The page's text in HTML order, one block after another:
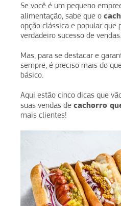
Se você é um pequeno
alimentação, sabe que o
opção clássica e popular que
verdadeiro sucesso de vendas.
Mas, para se destacar e
sempre, é preciso mais do
básico.
Aqui estão cinco dicas que
suas vendas de cachorro
mais clientes!